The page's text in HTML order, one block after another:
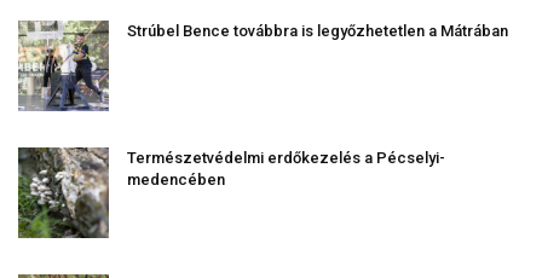
Strúbel Bence továbbra is legyőzhetetlen a Mátrában
Természetvédelmi erdőkezelés a Pécselyi-
medencében